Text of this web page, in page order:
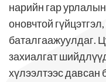
нарийн гар
оновчтой
баталгаажуулдаг.
захиалгат
хүлээлтээс давсан